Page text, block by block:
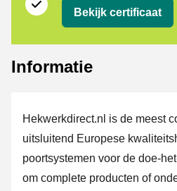
Bekijk certificaat
Informatie
Hekwerkdirect.nl is de meest
uitsluitend Europese
poortsystemen voor de doe-
om complete producten of